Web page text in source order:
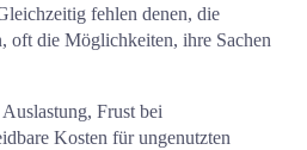
fehlen denen, die
oft die Möglichkeiten, ihre Sachen
Frust bei
Kosten für ungenutzten